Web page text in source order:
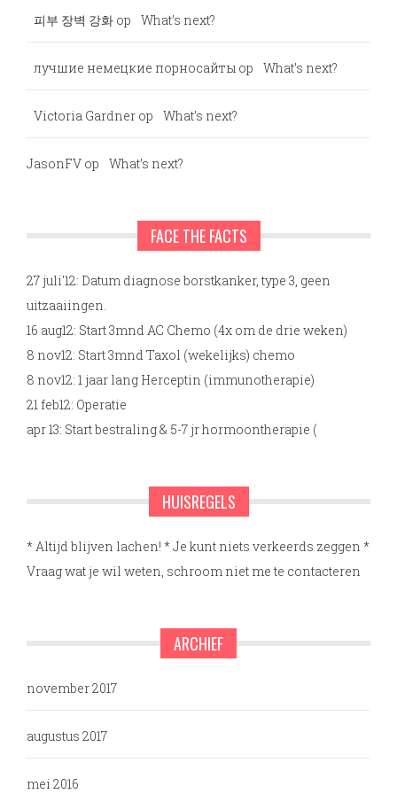
피부 장벽 강화 op What’s next?
лучшие немецкие порносайты op What’s next?
Victoria Gardner op What’s next?
JasonFV op What’s next?
FACE THE FACTS
27 juli'12: Datum diagnose borstkanker, type 3, geen
uitzaaiingen.
16 aug12: Start 3mnd AC Chemo (4x om de drie weken)
8 nov12: Start 3mnd Taxol (wekelijks) chemo
8 nov12: 1 jaar lang Herceptin (immunotherapie)
21 feb12: Operatie
apr 13: Start bestraling & 5-7 jr hormoontherapie (
HUISREGELS
* Altijd blijven lachen! * Je kunt niets verkeerds zeggen *
Vraag wat je wil weten, schroom niet me te contacteren
ARCHIEF
november 2017
augustus 2017
mei 2016